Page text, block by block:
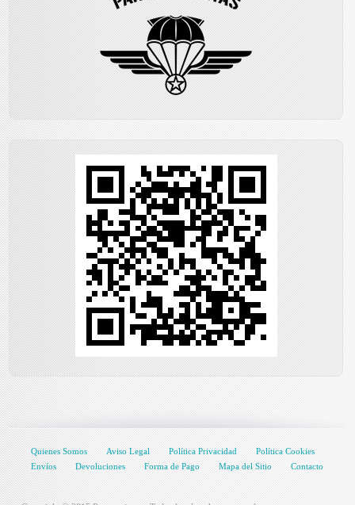
Quienes Somos Aviso Legal Política Privacidad
Política Cookies
Envíos
Devoluciones Forma de Pago Mapa del Sitio Contacto